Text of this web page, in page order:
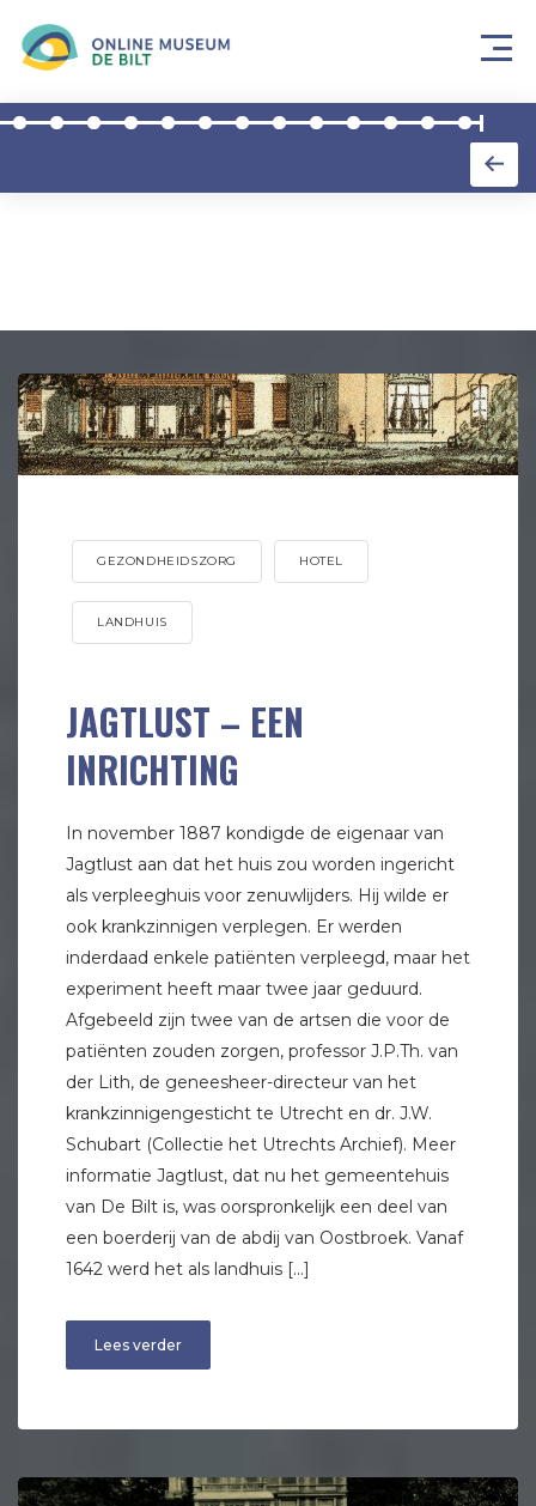
GEZONDHEIDSZORG HOTEL
LANDHUIS
JAGTLUST – EEN
INRICHTING
In november 1887 kondigde de eigenaar van
Jagtlust aan dat het huis zou worden ingericht
als verpleeghuis voor zenuwlijders. Hij wilde er
ook krankzinnigen verplegen. Er werden
inderdaad enkele patiënten verpleegd, maar het
experiment heeft maar twee jaar geduurd.
Afgebeeld zijn twee van de artsen die voor de
patiënten zouden zorgen, professor J.P.Th. van
der Lith, de geneesheer-directeur van het
krankzinnigengesticht te Utrecht en dr. J.W.
Schubart (Collectie het Utrechts Archief). Meer
informatie Jagtlust, dat nu het gemeentehuis
van De Bilt is, was oorspronkelijk een deel van
een boerderij van de abdij van Oostbroek. Vanaf
1642 werd het als landhuis […]
Lees verder